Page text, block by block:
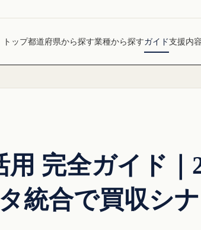
トップ都道府県から探す業種から探すガイド支援内容
完全ガイド｜
統合で買収シ